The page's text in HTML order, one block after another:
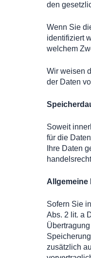
den
Wenn Sie
identifiziert
welchem
Wir weisen
der Daten
Soweit
für die
Ihre Daten
Allgemeine
Sofern Sie
Abs. 2 lit. a
zusätzlich